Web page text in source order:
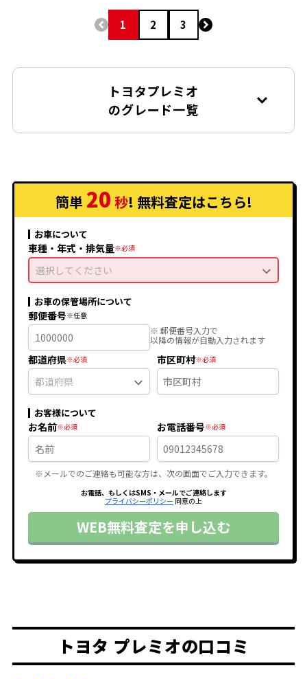
1 2 3
トヨタプレミオ
のグレード一覧
1.8 X Lパッケージ CVT
1.8 X CVT
1.5 F EXパッケージ CVT
1.5 F Lパッケージ CVT
1.5 F CVT
1.8 X EXパッケージ 4WD CVT
1.8 X Lパッケージ 4WD CVT
1.8 X 4WD CVT
簡単 20 秒! 無料査定はこちら!
お車について
車種・年式・排気量
選択してください
お車の保管場所について
郵便番号
※ 郵便番号入力で
以降の情報が自動入力されます
都道府県 市区町村
お客様について
お名前 お電話番号
※メールでのご連絡も可能な方は、次の画面でご入力できます。
お電話、もしくはSMS・メールでご連絡します
プライバシーポリシー 同意の上
WEB無料査定を申し込む
トヨタ プレミオの口コミ